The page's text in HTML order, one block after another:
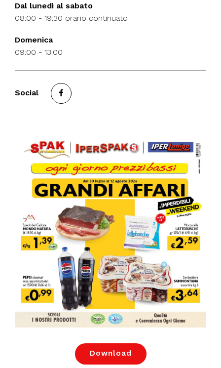
Dal lunedì al sabato
08:00 - 19:30 orario continuato
Domenica
09:00 - 13:00
Social
Download